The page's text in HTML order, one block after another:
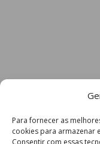
Para fornecer as
cookies para armazenar
Consentir com essas